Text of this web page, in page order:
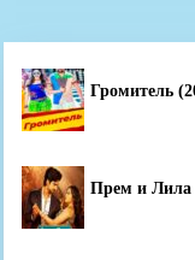
Громитель
Прем и Лила